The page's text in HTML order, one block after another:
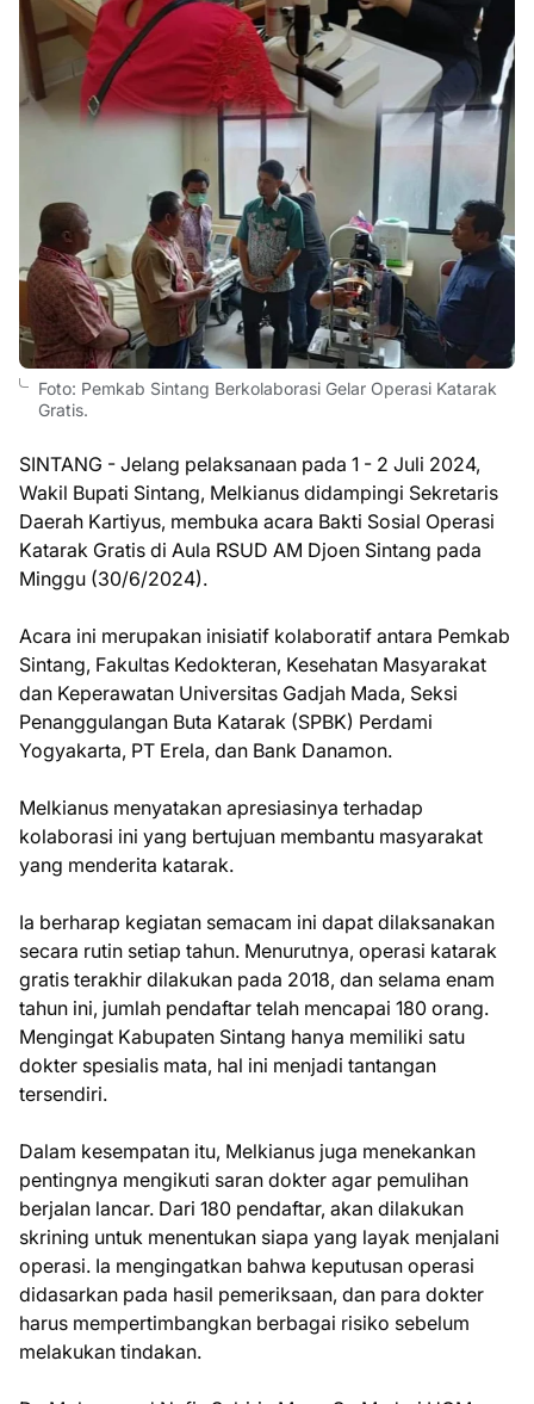
Foto: Pemkab Sintang Berkolaborasi Gelar Operasi Katarak
Gratis.
SINTANG - Jelang pelaksanaan pada 1 - 2 Juli 2024,
Wakil Bupati Sintang, Melkianus didampingi Sekretaris
Daerah Kartiyus, membuka acara Bakti Sosial Operasi
Katarak Gratis di Aula RSUD AM Djoen Sintang pada
Minggu (30/6/2024).
Acara ini merupakan inisiatif kolaboratif antara Pemkab
Sintang, Fakultas Kedokteran, Kesehatan Masyarakat
dan Keperawatan Universitas Gadjah Mada, Seksi
Penanggulangan Buta Katarak (SPBK) Perdami
Yogyakarta, PT Erela, dan Bank Danamon.
Melkianus menyatakan apresiasinya terhadap
kolaborasi ini yang bertujuan membantu masyarakat
yang menderita katarak.
Ia berharap kegiatan semacam ini dapat dilaksanakan
secara rutin setiap tahun. Menurutnya, operasi katarak
gratis terakhir dilakukan pada 2018, dan selama enam
tahun ini, jumlah pendaftar telah mencapai 180 orang.
Mengingat Kabupaten Sintang hanya memiliki satu
dokter spesialis mata, hal ini menjadi tantangan
tersendiri.
Dalam kesempatan itu, Melkianus juga menekankan
pentingnya mengikuti saran dokter agar pemulihan
berjalan lancar. Dari 180 pendaftar, akan dilakukan
skrining untuk menentukan siapa yang layak menjalani
operasi. Ia mengingatkan bahwa keputusan operasi
didasarkan pada hasil pemeriksaan, dan para dokter
harus mempertimbangkan berbagai risiko sebelum
melakukan tindakan.